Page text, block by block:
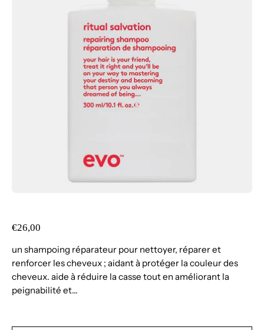
€26,00
un shampoing réparateur pour nettoyer, réparer et
renforcer les cheveux ; aidant à protéger la couleur des
cheveux. aide à réduire la casse tout en améliorant la
peignabilité et...